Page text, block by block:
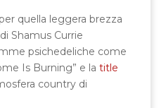
quella leggera brezza
Shamus Currie
psichedeliche come
Is Burning” e la title
country di